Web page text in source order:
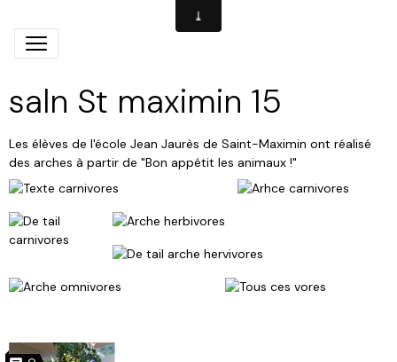
saln St maximin 15
Les élèves de l'école Jean Jaurès de Saint-Maximin ont réalisé
des arches à partir de "Bon appétit les animaux !"